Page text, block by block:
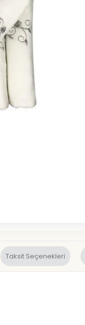
Taksit Seçenekleri